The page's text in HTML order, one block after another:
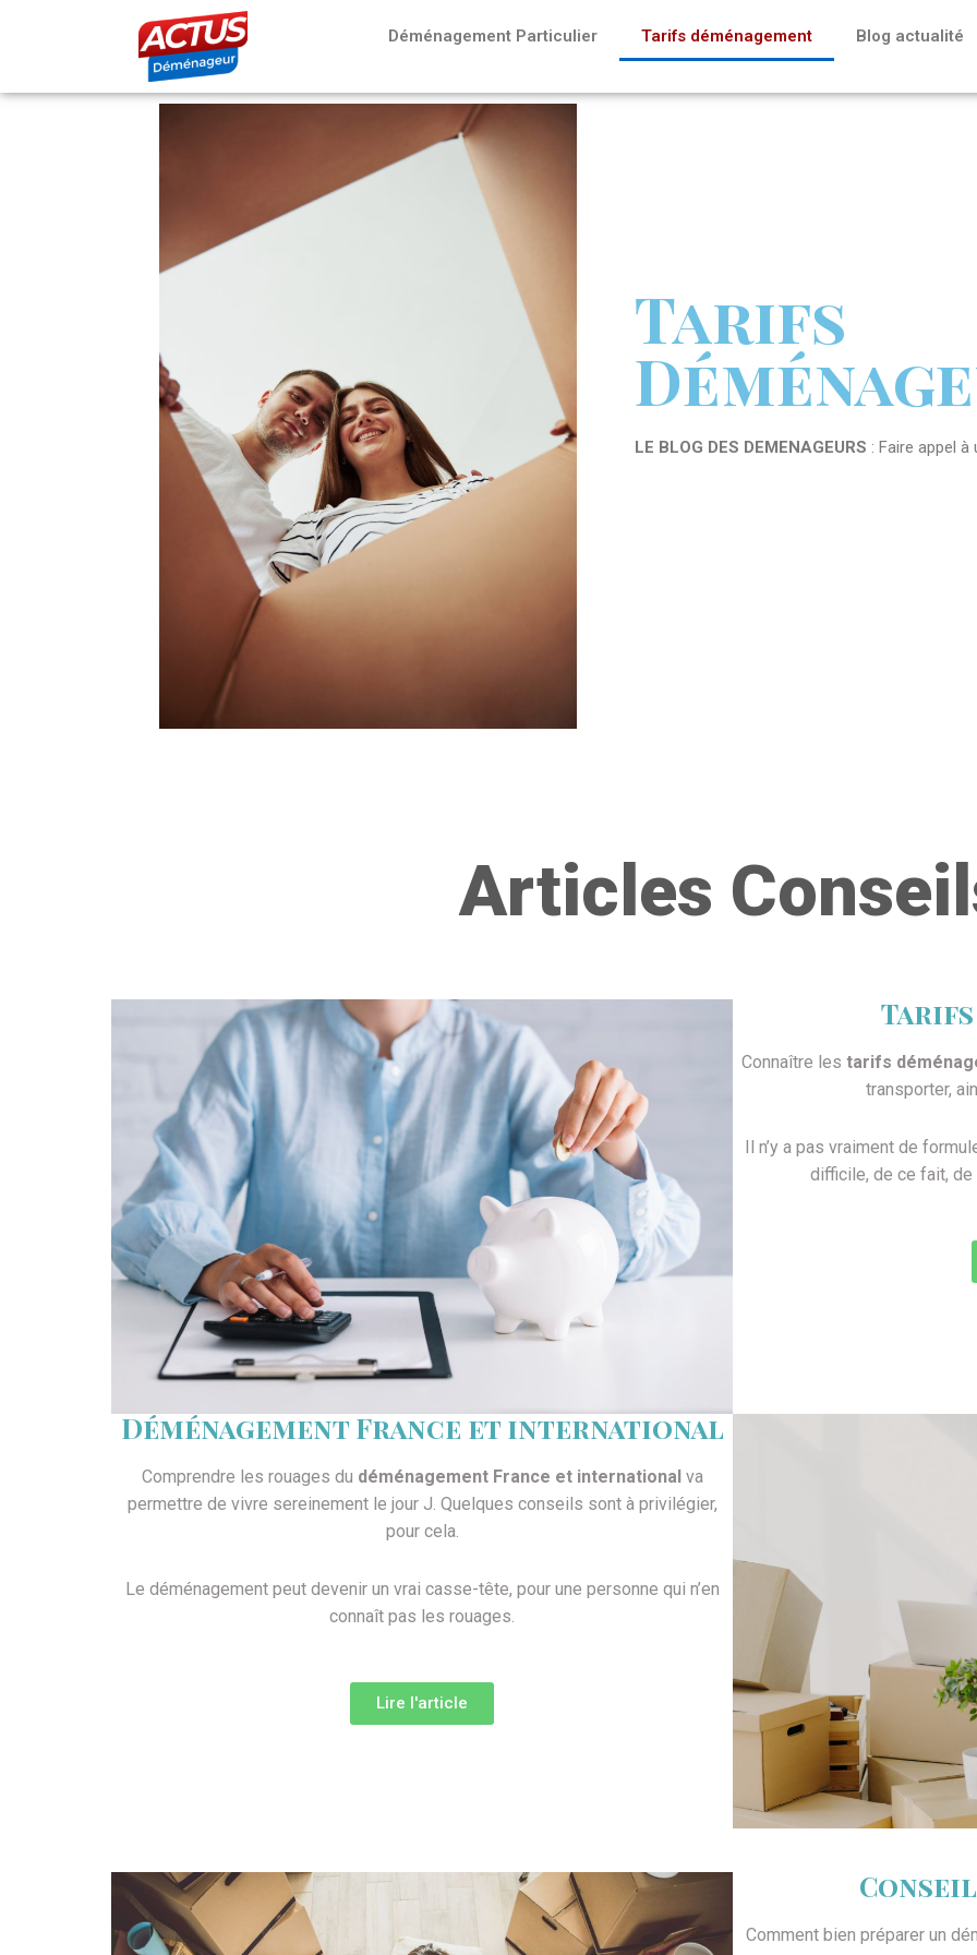
Déménagement Particulier Tarifs déménagement Blog actualité
Tarifs
LE BLOG DES DEMENAGEURS : Faire appel
Articles
Tarifs
Connaître les tarifs
transporter,
Il n’y a pas vraiment de
difficile, de ce fait, de
Déménagement France et international
Comprendre les rouages du déménagement France et internationalva
permettre de vivre sereinement le jour J. Quelques conseils sont à privilégier,
pour cela.
Le déménagement peut devenir un vrai casse-tête, pour une personne qui n’en
connaît pas les rouages.
Lire l'article
Comment bien préparer un